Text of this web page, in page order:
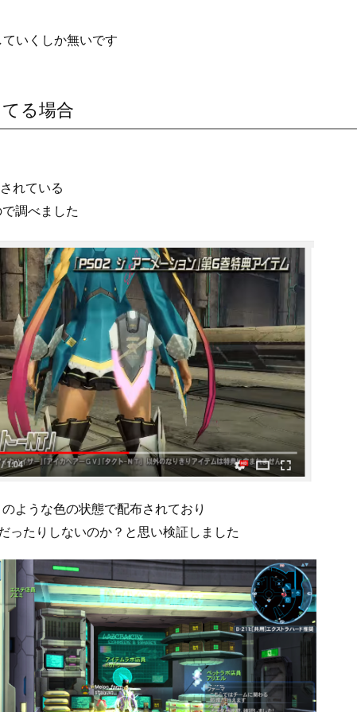
いくしか無いです
る場合
れている
調べました
ような色の状態で配布されており
ったりしないのか？と思い検証しました